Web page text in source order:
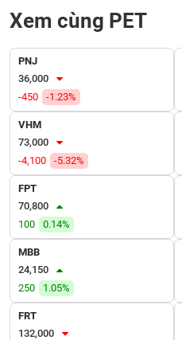
Xem cùng PET
PNJ
36,000
-450
-1.23%
VHM
73,000
-4,100
-5.32%
FPT
70,800
100
0.14%
MBB
24,150
250
1.05%
FRT
132,000
TRUYỀN
TIỆN
ÍCH
BẤT
ĐỘNG
SẢN
Mã
chứng
khoán
(-)